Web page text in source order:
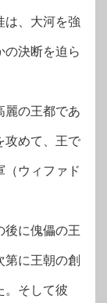
は、大河を強
の決断を迫ら
麗の王都であ
攻めて、王で
（ウィファド
後に傀儡の王
第に王朝の創
。そして彼